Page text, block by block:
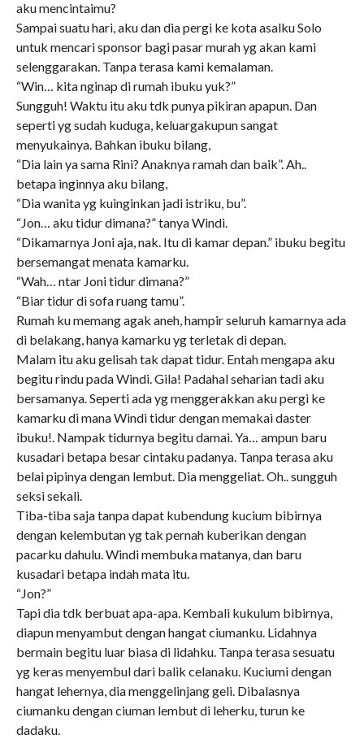
aku mencintaimu?
Sampai suatu hari, aku dan dia pergi ke kota asalku Solo
untuk mencari sponsor bagi pasar murah yg akan kami
selenggarakan. Tanpa terasa kami kemalaman.
“Win… kita nginap di rumah ibuku yuk?”
Sungguh! Waktu itu aku tdk punya pikiran apapun. Dan
seperti yg sudah kuduga, keluargakupun sangat
menyukainya. Bahkan ibuku bilang,
“Dia lain ya sama Rini? Anaknya ramah dan baik”. Ah..
betapa inginnya aku bilang,
“Dia wanita yg kuinginkan jadi istriku, bu”.
“Jon… aku tidur dimana?” tanya Windi.
“Dikamarnya Joni aja, nak. Itu di kamar depan.” ibuku begitu
bersemangat menata kamarku.
“Wah… ntar Joni tidur dimana?”
“Biar tidur di sofa ruang tamu”.
Rumah ku memang agak aneh, hampir seluruh kamarnya ada
di belakang, hanya kamarku yg terletak di depan.
Malam itu aku gelisah tak dapat tidur. Entah mengapa aku
begitu rindu pada Windi. Gila! Padahal seharian tadi aku
bersamanya. Seperti ada yg menggerakkan aku pergi ke
kamarku di mana Windi tidur dengan memakai daster
ibuku!. Nampak tidurnya begitu damai. Ya… ampun baru
kusadari betapa besar cintaku padanya. Tanpa terasa aku
belai pipinya dengan lembut. Dia menggeliat. Oh.. sungguh
seksi sekali.
Tiba-tiba saja tanpa dapat kubendung kucium bibirnya
dengan kelembutan yg tak pernah kuberikan dengan
pacarku dahulu. Windi membuka matanya, dan baru
kusadari betapa indah mata itu.
“Jon?”
Tapi dia tdk berbuat apa-apa. Kembali kukulum bibirnya,
diapun menyambut dengan hangat ciumanku. Lidahnya
bermain begitu luar biasa di lidahku. Tanpa terasa sesuatu
yg keras menyembul dari balik celanaku. Kuciumi dengan
hangat lehernya, dia menggelinjang geli. Dibalasnya
ciumanku dengan ciuman lembut di leherku, turun ke
dadaku.